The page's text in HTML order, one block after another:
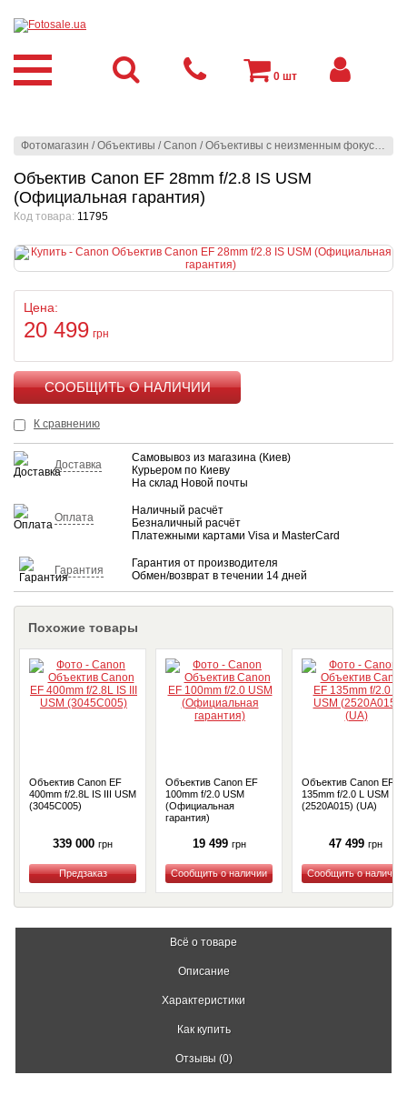
Фотомагазин /Объективы /Canon /Объективы с неизменным фокусным расстоянием
Объектив Canon EF 28mm f/2.8 IS USM
(Официальная гарантия)
Код товара: 11795
Цена:
20 499 грн
К сравнению
Доставка
Самовывоз из магазина (Киев)
Курьером по Киеву
На склад Новой почты
Оплата
Наличный расчёт
Безналичный расчёт
Платежными картами Visa и MasterCard
Гарантия
Гарантия от производителя
Обмен/возврат в течении 14 дней
Похожие товары
Объектив Canon EF
400mm f/2.8L IS III USM
(3045C005)
339 000 грн
Купить
Объектив Canon EF
100mm f/2.0 USM
(Официальная
гарантия)
19 499 грн
Купить
Объектив Canon EF
135mm f/2.0 L USM
(2520A015) (UA)
47 499 грн
Купить
Всё о товаре
Описание
Характеристики
Как купить
Отзывы (0)
0 шт